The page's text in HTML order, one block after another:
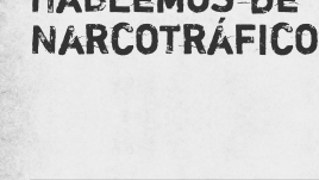
Narcotráfico